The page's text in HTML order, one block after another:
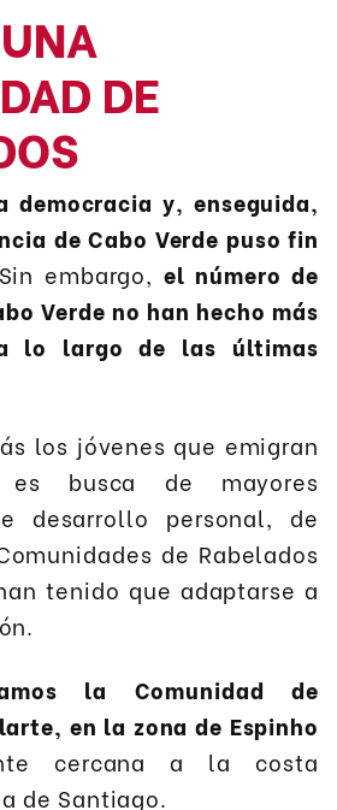
DE
democracia y, enseguida,
de Cabo Verde puso fin
embargo, el número de
Verde no han hecho más
lo largo de las últimas
los jóvenes que emigran
busca de mayores
desarrollo personal, de
de Rabelados
tenido que adaptarse a
la Comunidad de
en la zona de Espinho
cercana a la costa
de Santiago.